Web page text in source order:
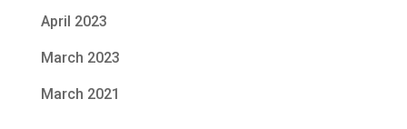
April 2023
March 2023
March 2021